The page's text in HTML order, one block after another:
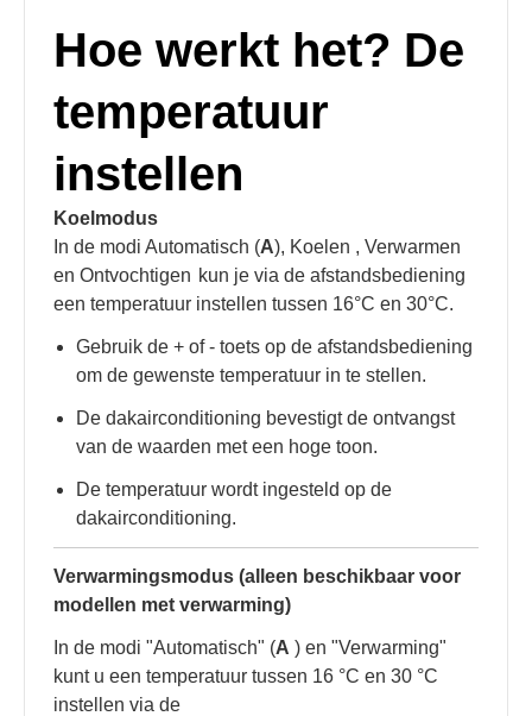
Hoe werkt het? De
temperatuur
instellen
Koelmodus
In de modi Automatisch (A), Koelen , Verwarmen
en Ontvochtigen kun je via de afstandsbediening
een temperatuur instellen tussen 16°C en 30°C.
Gebruik de + of - toets op de afstandsbediening
om de gewenste temperatuur in te stellen.
De dakairconditioning bevestigt de ontvangst
van de waarden met een hoge toon.
De temperatuur wordt ingesteld op de
dakairconditioning.
Verwarmingsmodus (alleen beschikbaar voor
modellen met verwarming)
In de modi "Automatisch" (A ) en "Verwarming"
kunt u een temperatuur tussen 16 °C en 30 °C
instellen via de